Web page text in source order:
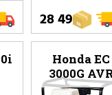
28 490,-
Honda EC
3000G